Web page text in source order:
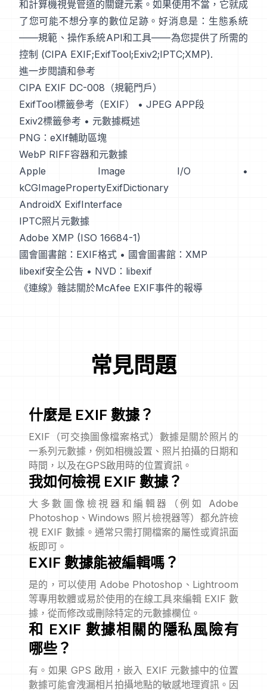
和計算機視覺管道的關鍵元素。如果使用不當，它就成
了您可能不想分享的數位足跡。好消息是：生態系統
——規範、操作系統API和工具——為您提供了所需的
控制 (CIPA EXIF;ExifTool;Exiv2;IPTC;XMP).
進一步閱讀和參考
CIPA EXIF DC-008（規範門戶）
ExifTool標籤參考（EXIF）
• JPEG APP段
Exiv2標籤參考 • 元數據概述
PNG：eXIf輔助區塊
WebP RIFF容器和元數據
Apple Image I/O •
kCGImagePropertyExifDictionary
AndroidX ExifInterface
IPTC照片元數據
Adobe XMP (ISO 16684-1)
國會圖書館：EXIF格式 • 國會圖書館：XMP
libexif安全公告 • NVD：libexif
《連線》雜誌關於McAfee EXIF事件的報導
常見問題
什麼是 EXIF 數據？
EXIF（可交換圖像檔案格式）數據是關於照片的
一系列元數據，例如相機設置、照片拍攝的日期和
時間，以及在GPS啟用時的位置資訊。
我如何檢視 EXIF 數據？
大多數圖像檢視器和編輯器（例如 Adobe
Photoshop、Windows 照片檢視器等）都允許檢
視 EXIF 數據。通常只需打開檔案的屬性或資訊面
板即可。
EXIF 數據能被編輯嗎？
是的，可以使用 Adobe Photoshop、Lightroom
等專用軟體或易於使用的在線工具來編輯 EXIF 數
據，從而修改或刪除特定的元數據欄位。
和 EXIF 數據相關的隱私風險有
哪些？
有。如果 GPS 啟用，嵌入 EXIF 元數據中的位置
數據可能會洩漏相片拍攝地點的敏感地理資訊。因